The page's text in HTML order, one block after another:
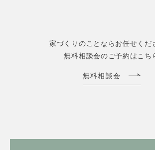
家づくりのことならお任せくだ
無料相談会のご予約はこち
無料相談会